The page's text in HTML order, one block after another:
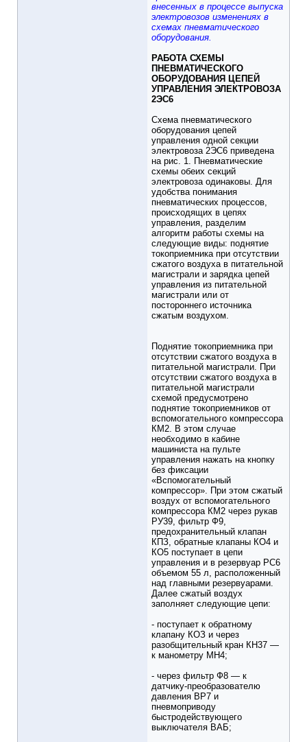
внесенных в процессе выпуска
электровозов изменениях в
схемах пневматического
оборудования.
РАБОТА СХЕМЫ
ПНЕВМАТИЧЕСКОГО
ОБОРУДОВАНИЯ ЦЕПЕЙ
УПРАВЛЕНИЯ ЭЛЕКТРОВОЗА
2ЭС6
Схема пневматического
оборудования цепей
управления одной секции
электровоза 2ЭС6 приведена
на рис. 1. Пневматические
схемы обеих секций
электровоза одинаковы. Для
удобства понимания
пневматических процессов,
происходящих в цепях
управления, разделим
алгоритм работы схемы на
следующие виды: поднятие
токоприемника при отсутствии
сжатого воздуха в питательной
магистрали и зарядка цепей
управления из питательной
магистрали или от
постороннего источника
сжатым воздухом.
Поднятие токоприемника при
отсутствии сжатого воздуха в
питательной магистрали. При
отсутствии сжатого воздуха в
питательной магистрали
схемой предусмотрено
поднятие токоприемников от
вспомогательного компрессора
КМ2. В этом случае
необходимо в кабине
машиниста на пульте
управления нажать на кнопку
без фиксации
«Вспомогательный
компрессор». При этом сжатый
воздух от вспомогательного
компрессора КМ2 через рукав
РУ39, фильтр Ф9,
предохранительный клапан
КПЗ, обратные клапаны КО4 и
КО5 поступает в цепи
управления и в резервуар РС6
объемом 55 л, расположенный
над главными резервуарами.
Далее сжатый воздух
заполняет следующие цепи:
- поступает к обратному
клапану КОЗ и через
разобщительный кран КН37 —
к манометру МН4;
- через фильтр Ф8 — к
датчику-преобразователю
давления ВР7 и
пневмоприводу
быстродействующего
выключателя ВАБ;